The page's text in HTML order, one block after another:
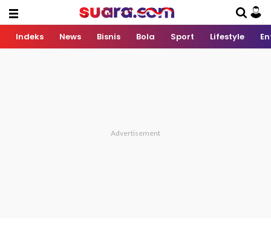
Indeks News Bisnis Bola Sport Lifestyle